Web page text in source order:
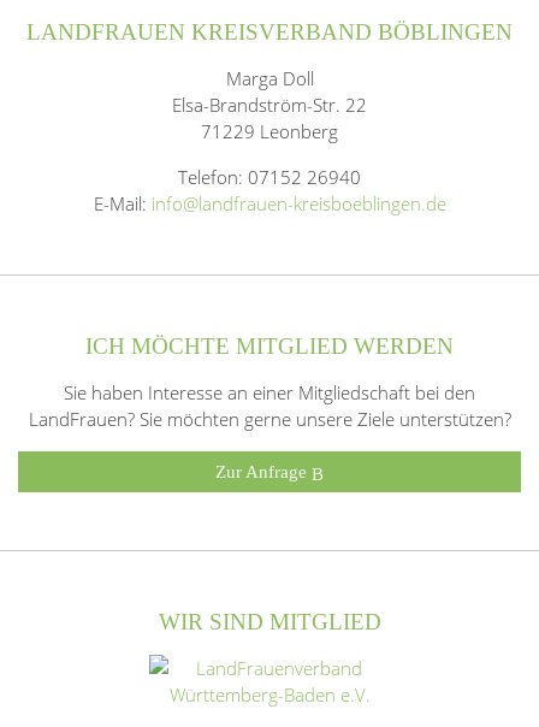
LANDFRAUEN KREISVERBAND BÖBLINGEN
Marga Doll
Elsa-Brandström-Str. 22
71229 Leonberg
Telefon: 07152 26940
E-Mail: info@landfrauen-kreisboeblingen.de
ICH MÖCHTE MITGLIED WERDEN
Sie haben Interesse an einer Mitgliedschaft bei den
LandFrauen? Sie möchten gerne unsere Ziele unterstützen?
Zur Anfrage
WIR SIND MITGLIED